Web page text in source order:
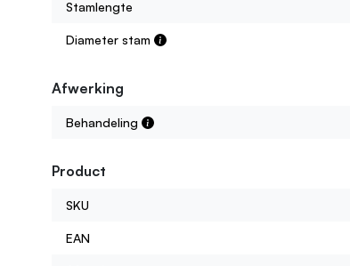
Stamlengte
Diameter stam
Afwerking
Behandeling
Product
SKU
EAN